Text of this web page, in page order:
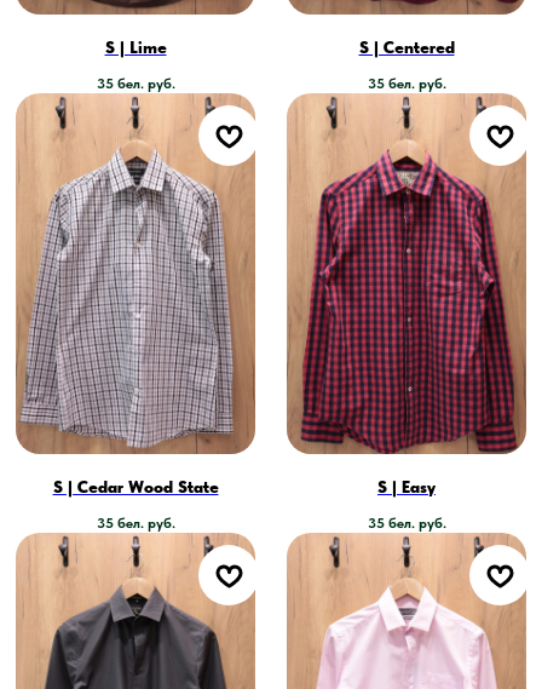
S | Lime
35 бел. руб.
S | Centered
35 бел. руб.
S | Cedar Wood State
35 бел. руб.
S | Easy
35 бел. руб.